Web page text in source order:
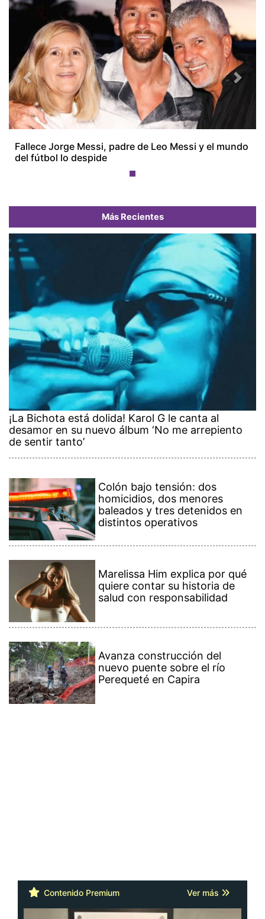
Fallece Jorge Messi, padre de Leo Messi y el mundo
del fútbol lo despide
Previous Next
Más Recientes
¡La Bichota está dolida! Karol G le canta al
desamor en su nuevo álbum ‘No me arrepiento
de sentir tanto’
Colón bajo tensión: dos
homicidios, dos menores
baleados y tres detenidos en
distintos operativos
Marelissa Him explica por qué
quiere contar su historia de
salud con responsabilidad
Avanza construcción del
nuevo puente sobre el río
Perequeté en Capira
Contenido Premium Ver más